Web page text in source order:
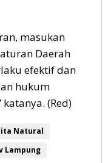
masukan
Daerah
efektif dan
hukum
(Red)
Natural
Lampung